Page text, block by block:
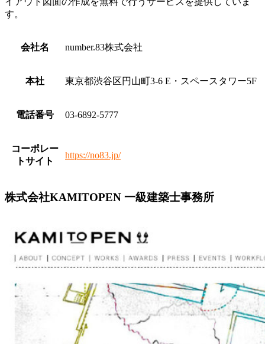
す。
会社名 number.83株式会社
本社 東京都渋谷区円山町3-6 E・スペースタワー5F
電話番号 03-6892-5777
コーポレー
トサイト
https://no83.jp/
株式会社KAMITOPEN 一級建築士事務所